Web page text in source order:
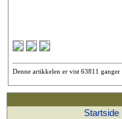
Denne artikkelen er vist 63811 ganger
Startside